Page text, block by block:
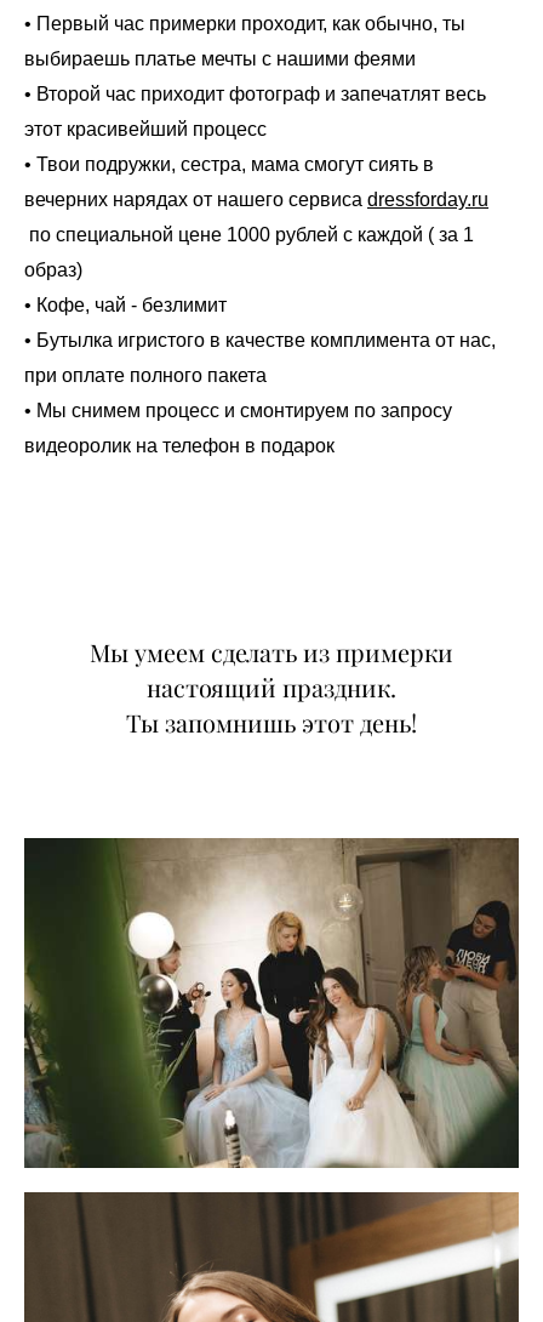
• Первый час примерки проходит, как обычно, ты
выбираешь платье мечты с нашими феями
• Второй час приходит фотограф и запечатлят весь
этот красивейший процесс
• Твои подружки, сестра, мама смогут сиять в
вечерних нарядах от нашего сервиса dressforday.ru
по специальной цене 1000 рублей с каждой ( за 1
образ)
• Кофе, чай - безлимит
• Бутылка игристого в качестве комплимента от нас,
при оплате полного пакета
• Мы снимем процесс и смонтируем по запросу
видеоролик на телефон в подарок
Мы умеем сделать из примерки
настоящий праздник.
Ты запомнишь этот день!